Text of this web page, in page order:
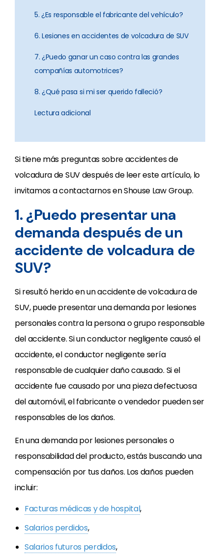
5. ¿Es responsable el fabricante del vehículo?
6. Lesiones en accidentes de volcadura de SUV
7. ¿Puedo ganar un caso contra las grandes
compañías automotrices?
8. ¿Qué pasa si mi ser querido falleció?
Lectura adicional
Si tiene más preguntas sobre accidentes de
volcadura de SUV después de leer este artículo, lo
invitamos a contactarnos en Shouse Law Group.
1. ¿Puedo presentar una
demanda después de un
accidente de volcadura de
SUV?
Si resultó herido en un accidente de volcadura de
SUV, puede presentar una demanda por lesiones
personales contra la persona o grupo responsable
del accidente. Si un conductor negligente causó el
accidente, el conductor negligente sería
responsable de cualquier daño causado. Si el
accidente fue causado por una pieza defectuosa
del automóvil, el fabricante o vendedor pueden ser
responsables de los daños.
En una demanda por lesiones personales o
responsabilidad del producto, estás buscando una
compensación por tus daños. Los daños pueden
incluir:
Facturas médicas y de hospital,
Salarios perdidos,
Salarios futuros perdidos,